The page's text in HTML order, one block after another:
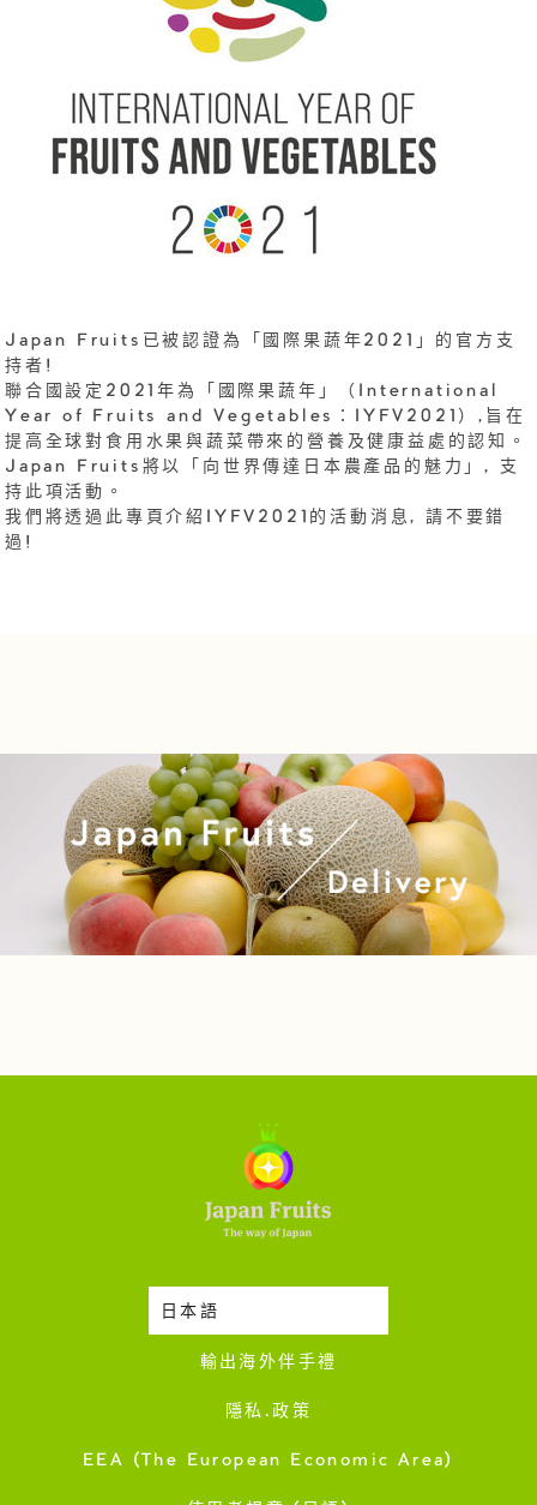
Japan Fruits已被認證為「國際果蔬年2021」的官方支
持者!
聯合國設定2021年為「國際果蔬年」（International
Year of Fruits and Vegetables：IYFV2021）,旨在
提高全球對食用水果與蔬菜帶來的營養及健康益處的認知。
Japan Fruits將以「向世界傳達日本農產品的魅力」, 支
持此項活動。
我們將透過此專頁介紹IYFV2021的活動消息, 請不要錯
過!
日本語時令蔬果收成表
輸出海外伴手禮
隱私·政策
EEA (The European Economic Area)